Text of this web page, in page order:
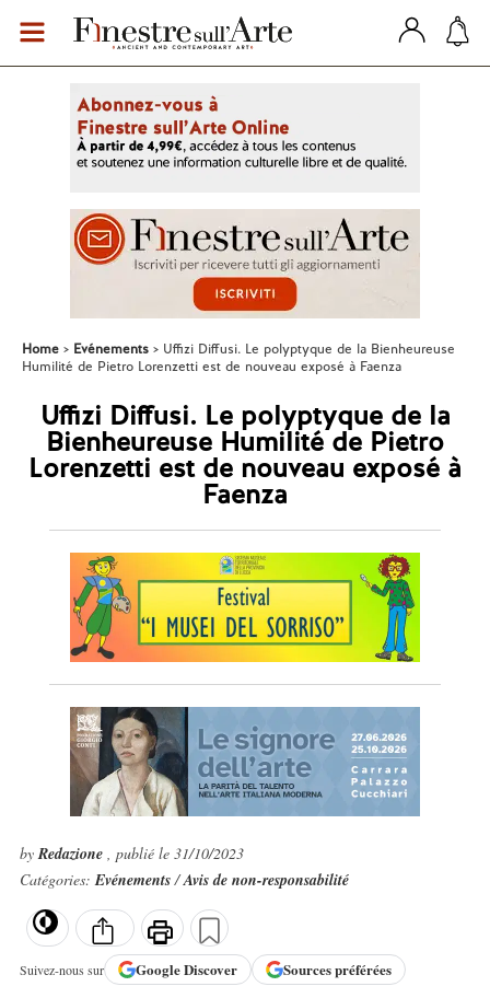
Home Evénements
Uffizi Diffusi. Le polyptyque de la Bienheureuse
Humilité de Pietro Lorenzetti est de nouveau exposé à Faenza
Uffizi Diffusi. Le polyptyque de la
Bienheureuse Humilité de Pietro
Lorenzetti est de nouveau exposé à
Faenza
byRedazione , publié le 31/10/2023
Catégories:Evénements/Avis de non-responsabilité
Suivez-nous sur GoogleDiscover Sources préférées